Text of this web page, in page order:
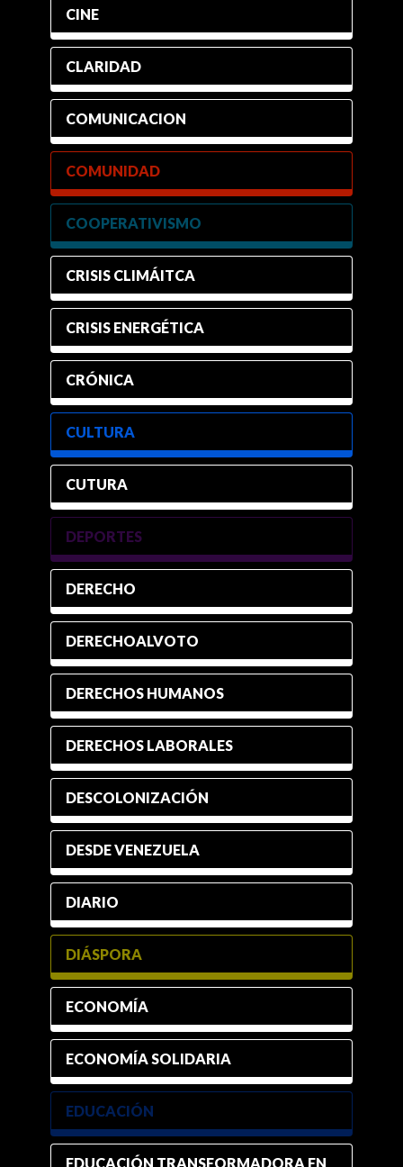
CINE
CLARIDAD
COMUNICACION
COMUNIDAD
COOPERATIVISMO
CRISIS CLIMÁITCA
CRISIS ENERGÉTICA
CRÓNICA
CULTURA
CUTURA
DEPORTES
DERECHO
DERECHOALVOTO
DERECHOS HUMANOS
DERECHOS LABORALES
DESCOLONIZACIÓN
DESDE VENEZUELA
DIARIO
DIÁSPORA
ECONOMÍA
ECONOMÍA SOLIDARIA
EDUCACIÓN
EDUCACIÓN TRANSFORMADORA EN